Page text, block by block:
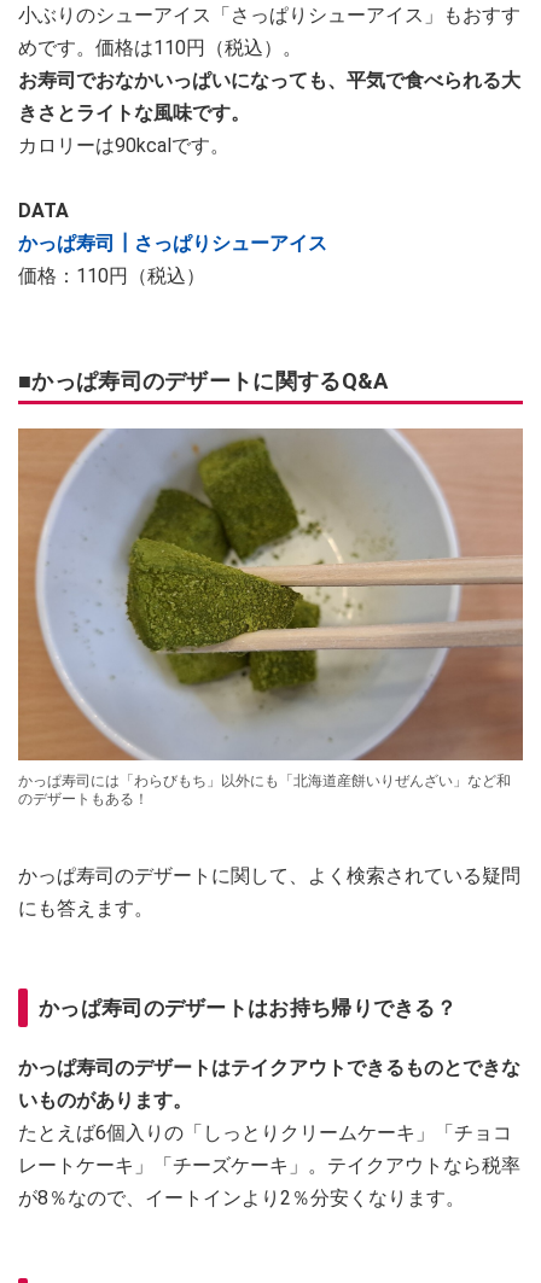
小ぶりのシューアイス「さっぱりシューアイス」もおすす
めです。価格は110円（税込）。
お寿司でおなかいっぱいになっても、平気で食べられる大
きさとライトな風味です。
カロリーは90kcalです。
DATA
かっぱ寿司┃さっぱりシューアイス
価格：110円（税込）
■かっぱ寿司のデザートに関するQ&A
かっぱ寿司には「わらびもち」以外にも「北海道産餅いりぜんざい」など和
のデザートもある！
かっぱ寿司のデザートに関して、よく検索されている疑問
にも答えます。
かっぱ寿司のデザートはお持ち帰りできる？
かっぱ寿司のデザートはテイクアウトできるものとできな
いものがあります。
たとえば6個入りの「しっとりクリームケーキ」「チョコ
レートケーキ」「チーズケーキ」。テイクアウトなら税率
が8％なので、イートインより2％分安くなります。